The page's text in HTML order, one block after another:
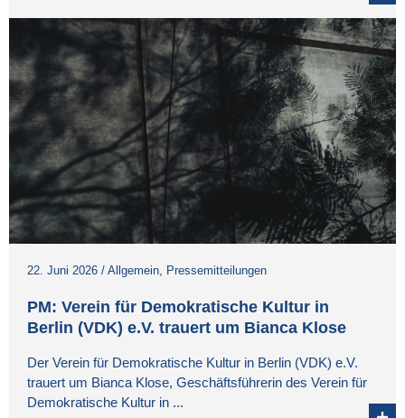
22. Juni 2026 / Allgemein, Pressemitteilungen
PM: Verein für Demokratische Kultur in
Berlin (VDK) e.V. trauert um Bianca Klose
Der Verein für Demokratische Kultur in Berlin (VDK) e.V.
trauert um Bianca Klose, Geschäftsführerin des Verein für
Demokratische Kultur in ...